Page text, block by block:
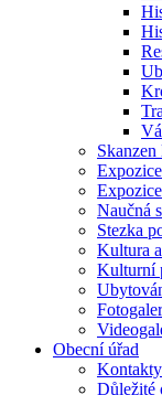
Naučná
Stezka
Kultura
Kulturní
Obecní úřad
Kontakty
Důležité